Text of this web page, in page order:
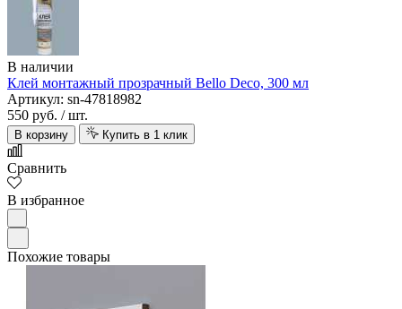
В наличии
Клей монтажный прозрачный Bello Deco, 300 мл
Артикул: sn-47818982
550 руб. / шт.
В корзину Купить в 1 клик
Сравнить
В избранное
Похожие товары